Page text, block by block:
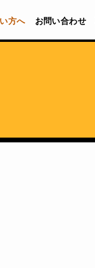
方へ お問い合わせ